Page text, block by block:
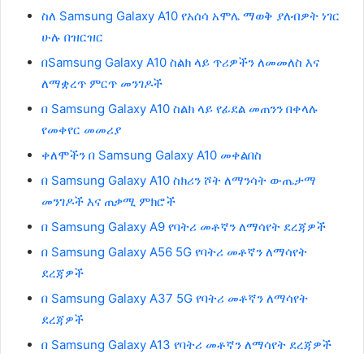
ስለ Samsung Galaxy A10 የአሰሳ አሞሌ ማወቅ ያለብዎት ነገር
ሁሉ በዝርዝር
በSamsung Galaxy A10 ስልክ ላይ ጥሪዎችን ለመመለስ እና
ለማቋረጥ ምርጥ መንገዶች
በ Samsung Galaxy A10 ስልክ ላይ የፊደል መጠንን በቀላሉ
የመቀየር መመሪያ
ቀለሞችን በ Samsung Galaxy A10 መቀልበስ
በ Samsung Galaxy A10 ስክሪን ሾት ለማንሳት ውጤታማ
መንገዶች እና ጠቃሚ ምክሮች
በ Samsung Galaxy A9 የባትሪ መቶኛን ለማሳየት ደረጃዎች
በ Samsung Galaxy A56 5G የባትሪ መቶኛን ለማሳየት
ደረጃዎች
በ Samsung Galaxy A37 5G የባትሪ መቶኛን ለማሳየት
ደረጃዎች
በ Samsung Galaxy A13 የባትሪ መቶኛን ለማሳየት ደረጃዎች